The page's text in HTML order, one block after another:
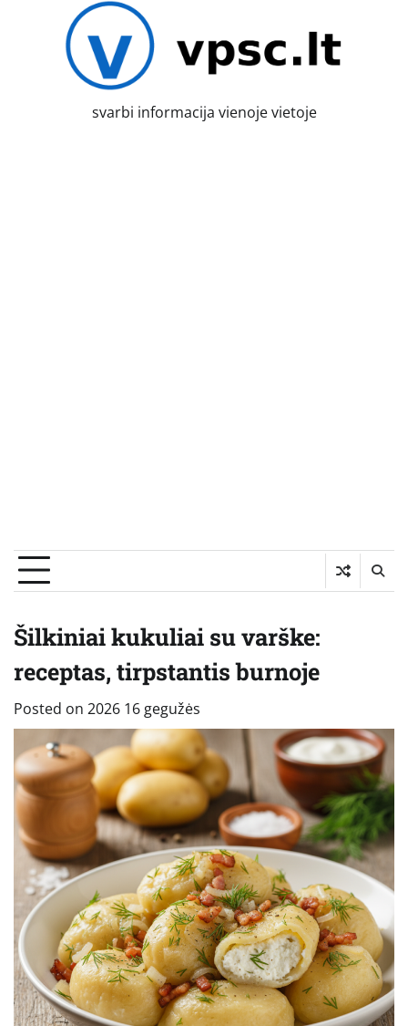
svarbi informacija vienoje vietoje
Šilkiniai kukuliai su varške:
receptas, tirpstantis burnoje
Posted on 2026 16 gegužės